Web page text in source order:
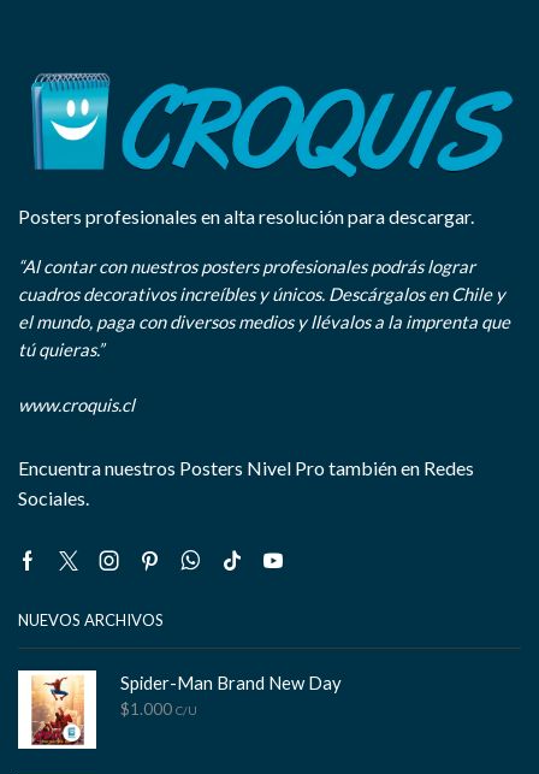
Posters profesionales en alta resolución para descargar.
“Al contar con nuestros posters profesionales podrás lograr
cuadros decorativos increíbles y únicos. Descárgalos en Chile y
el mundo, paga con diversos medios y llévalos a la imprenta que
tú quieras.”
www.croquis.cl
Encuentra nuestros Posters Nivel Pro también en Redes
Sociales.
Facebook
TwitterInstagram
PinterestWhatsapp
Tik- Youtube
NUEVOS ARCHIVOS
Spider-Man Brand New Day
$1.000 C/U